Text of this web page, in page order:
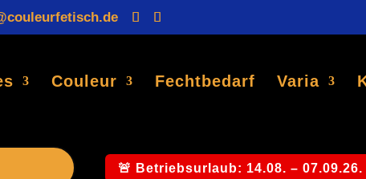
Couleur Fechtbedarf Varia
🚨 Betriebsurlaub: 14.08. –